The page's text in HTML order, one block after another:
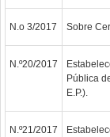
N.o 3/2017 Sobre
N.º20/2017
Pública
E.P.).
N.º21/2017